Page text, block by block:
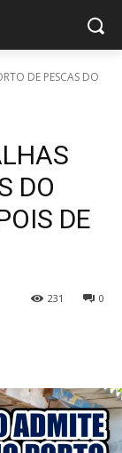
DE PESCAS DO
DO
DE
0
231